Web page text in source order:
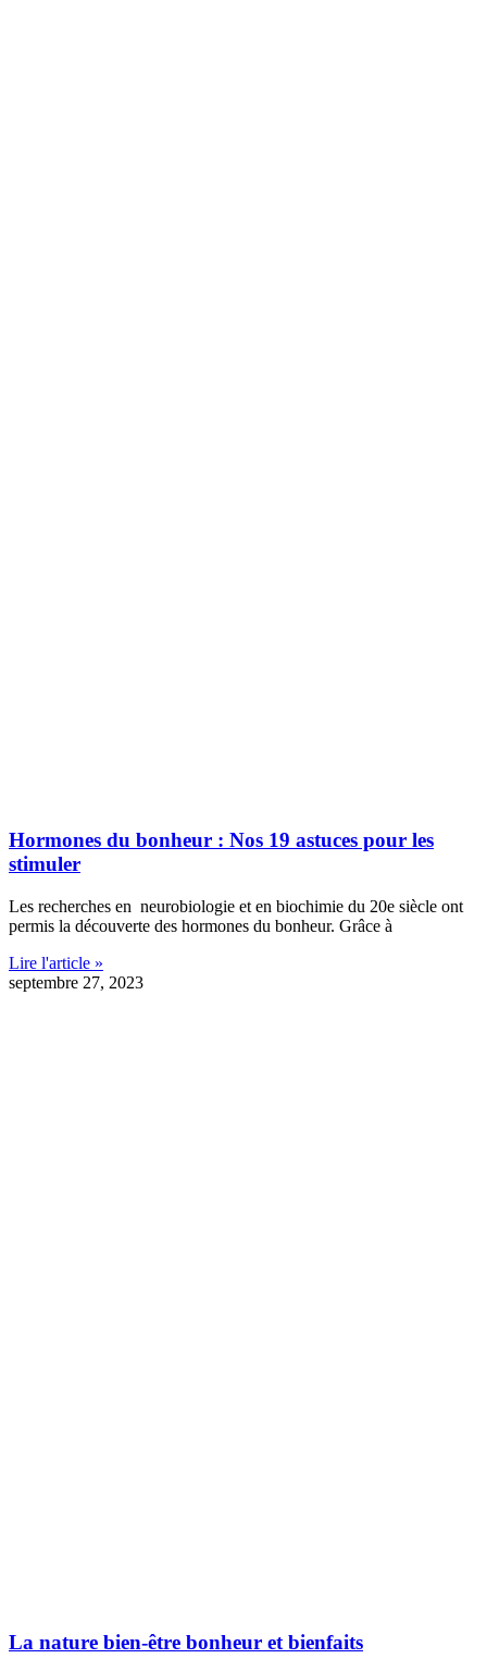
Hormones du bonheur : Nos 19 astuces pour les
stimuler
Les recherches en neurobiologie et en biochimie du 20e siècle ont
permis la découverte des hormones du bonheur. Grâce à
Lire l'article »
septembre 27, 2023
La nature bien-être bonheur et bienfaits